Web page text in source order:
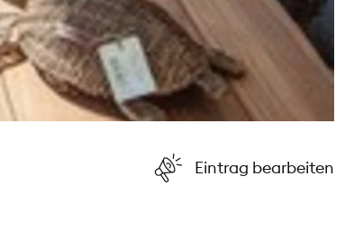
Eintrag bearbeiten